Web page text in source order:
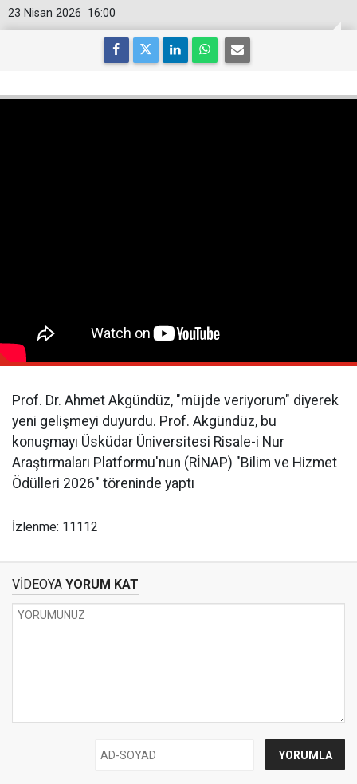
16:00
23 Nisan 2026
Prof. Dr. Ahmet Akgündüz, "müjde veriyorum" diyerek
yeni gelişmeyi duyurdu. Prof. Akgündüz, bu
konuşmayı Üsküdar Üniversitesi Risale-i Nur
Araştırmaları Platformu'nun (RİNAP) "Bilim ve Hizmet
Ödülleri 2026" töreninde yaptı
İzlenme: 11112
VİDEOYA YORUM KAT